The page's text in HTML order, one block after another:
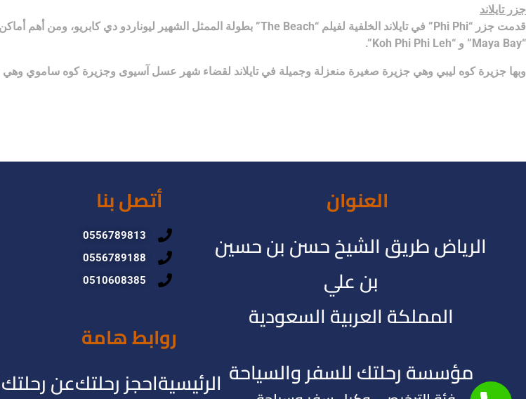
جزر تايلاند
“Maya Bay” و “Koh Phi Phi Leh”.
وبها جزيرة كوه ليبي وهي جزيرة صغيرة منعزلة وجميلة في تايلاند لقضاء شهر عسل آسيوى وجزيرة كوه ساموي
العنوان
الرياض طريق الشيخ حسن بن حسين
بن علي
المملكة العربية السعودية
مؤسسة رحلتك للسفر والسياحة
أتصل بنا
0556789813
0556789188
0510608385
روابط هامة
الرئيسيةاحجز رحلتكعن رحلتك